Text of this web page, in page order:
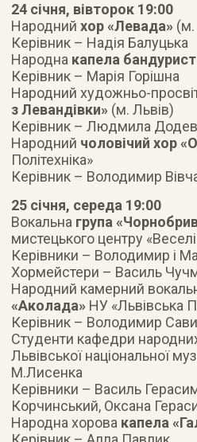
24 січня, вівторок 19:00
Народнийхор «Левада» (м.
Керівник – Надія Балуцька
Народна капела
Керівник – Марія Горішна
Народний художньо-
з Левандівки» (м. Львів)
Керівник – Людмила
Народний чоловічий хор
Політехніка»
Керівник – Володимир
25 січня, середа 19:00
Вокальна група
мистецького центру
Керівники ­– Володимир і
Хормейстери – Василь
Народний камерний
«Аколада» НУ «Львівська
Керівник – Володимир
Студенти кафедри
Львівської національної
М.Лисенка
Керівники – Василь
Корчинський, Оксана
Народна хорова капела